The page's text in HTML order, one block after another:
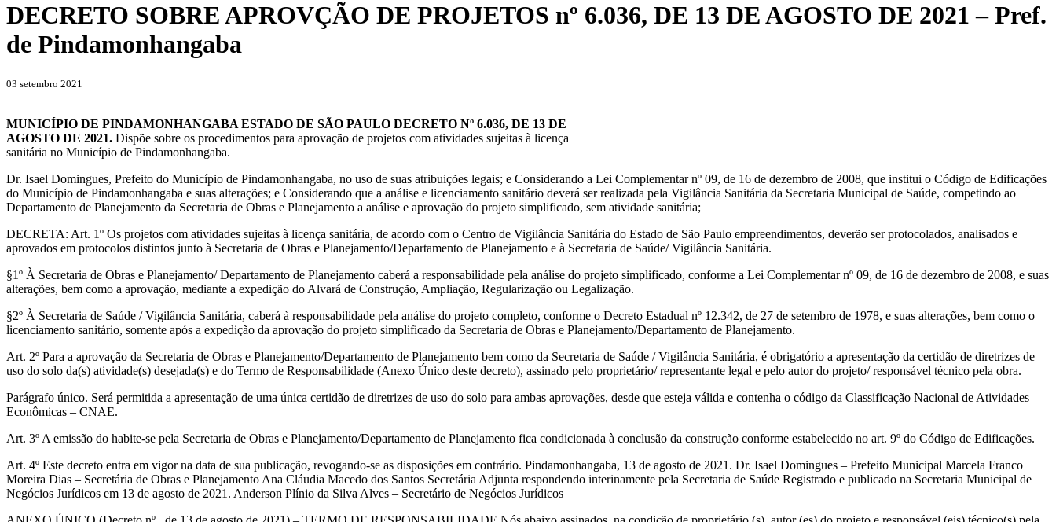
DECRETO SOBRE APROVÇÃO DE PROJETOS nº 6.036, DE 13 DE AGOSTO DE 2021 – Pref.
de Pindamonhangaba
03 setembro 2021
MUNICÍPIO DE PINDAMONHANGABA ESTADO DE SÃO PAULO DECRETO Nº 6.036, DE 13 DE
AGOSTO DE 2021. Dispõe sobre os procedimentos para aprovação de projetos com atividades sujeitas à licença
sanitária no Município de Pindamonhangaba.
Dr. Isael Domingues, Prefeito do Município de Pindamonhangaba, no uso de suas atribuições legais; e Considerando a Lei Complementar nº 09, de 16 de dezembro de 2008, que institui o Código de Edificações
do Município de Pindamonhangaba e suas alterações; e Considerando que a análise e licenciamento sanitário deverá ser realizada pela Vigilância Sanitária da Secretaria Municipal de Saúde, competindo ao
Departamento de Planejamento da Secretaria de Obras e Planejamento a análise e aprovação do projeto simplificado, sem atividade sanitária;
DECRETA: Art. 1º Os projetos com atividades sujeitas à licença sanitária, de acordo com o Centro de Vigilância Sanitária do Estado de São Paulo empreendimentos, deverão ser protocolados, analisados e
aprovados em protocolos distintos junto à Secretaria de Obras e Planejamento/Departamento de Planejamento e à Secretaria de Saúde/ Vigilância Sanitária.
§1º À Secretaria de Obras e Planejamento/ Departamento de Planejamento caberá a responsabilidade pela análise do projeto simplificado, conforme a Lei Complementar nº 09, de 16 de dezembro de 2008, e suas
alterações, bem como a aprovação, mediante a expedição do Alvará de Construção, Ampliação, Regularização ou Legalização.
§2º À Secretaria de Saúde / Vigilância Sanitária, caberá à responsabilidade pela análise do projeto completo, conforme o Decreto Estadual nº 12.342, de 27 de setembro de 1978, e suas alterações, bem como o
licenciamento sanitário, somente após a expedição da aprovação do projeto simplificado da Secretaria de Obras e Planejamento/Departamento de Planejamento.
Art. 2º Para a aprovação da Secretaria de Obras e Planejamento/Departamento de Planejamento bem como da Secretaria de Saúde / Vigilância Sanitária, é obrigatório a apresentação da certidão de diretrizes de
uso do solo da(s) atividade(s) desejada(s) e do Termo de Responsabilidade (Anexo Único deste decreto), assinado pelo proprietário/ representante legal e pelo autor do projeto/ responsável técnico pela obra.
Parágrafo único. Será permitida a apresentação de uma única certidão de diretrizes de uso do solo para ambas aprovações, desde que esteja válida e contenha o código da Classificação Nacional de Atividades
Econômicas – CNAE.
Art. 3º A emissão do habite-se pela Secretaria de Obras e Planejamento/Departamento de Planejamento fica condicionada à conclusão da construção conforme estabelecido no art. 9º do Código de Edificações.
Art. 4º Este decreto entra em vigor na data de sua publicação, revogando-se as disposições em contrário. Pindamonhangaba, 13 de agosto de 2021. Dr. Isael Domingues – Prefeito Municipal Marcela Franco
Moreira Dias – Secretária de Obras e Planejamento Ana Cláudia Macedo dos Santos Secretária Adjunta respondendo interinamente pela Secretaria de Saúde Registrado e publicado na Secretaria Municipal de
Negócios Jurídicos em 13 de agosto de 2021. Anderson Plínio da Silva Alves – Secretário de Negócios Jurídicos